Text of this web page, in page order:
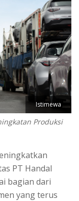
Istimewa
Produksi
PT Handal
bagian dari
yang terus